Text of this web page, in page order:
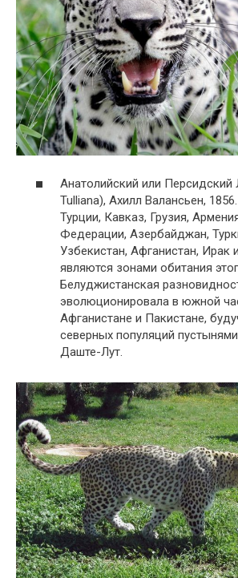
Анатолийский или Персидский
Tulliana), Ахилл Валансьен,
Турции, Кавказ, Грузия,
Федерации, Азербайджан,
Узбекистан, Афганистан, Ирак
являются зонами обитания
Белуджистанская
эволюционировала в южной
Афганистане и Пакистане,
северных популяций
Даште-Лут.